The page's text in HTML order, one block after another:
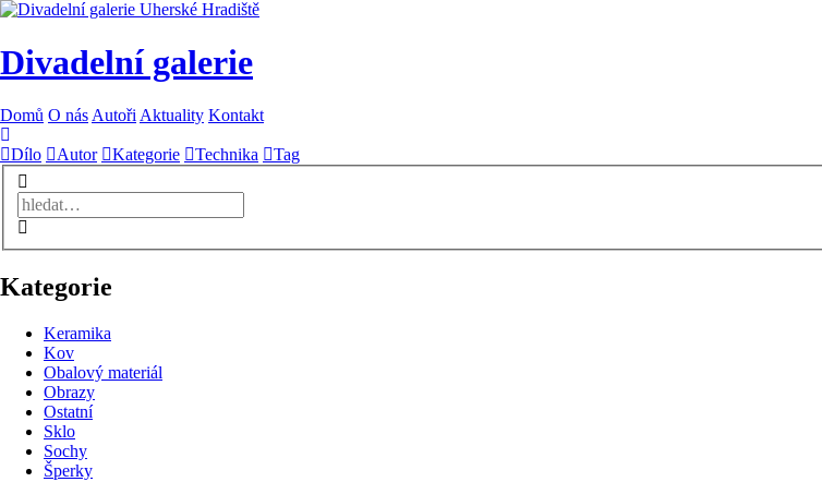
Divadelní galerie
Domů O nás Autoři Aktuality Kontakt
Dílo Autor Kategorie Technika Tag
Kategorie
Keramika
Kov
Obalový materiál
Obrazy
Ostatní
Sklo
Sochy
Šperky